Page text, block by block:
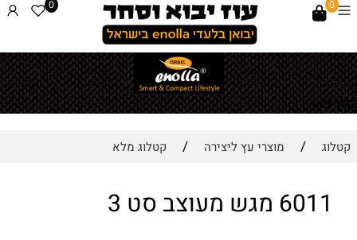
לחץ כאן
0
0
קטלוג / מוצרי עץ ליצירה / קטלוג מלא
6011 מגש מעוצב סט 3